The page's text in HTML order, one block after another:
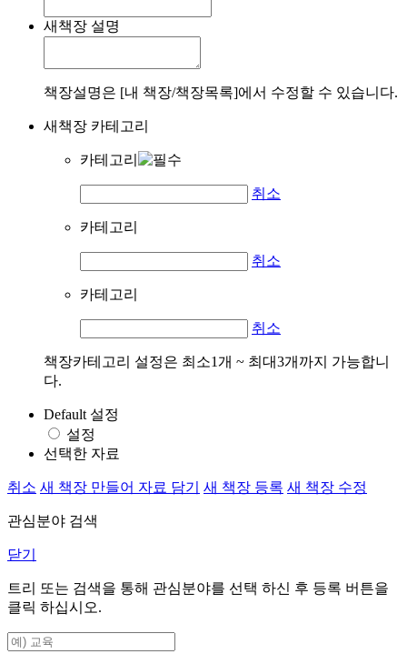
새책장 설명
책장설명은 [내 책장/책장목록]에서 수정할 수 있습니다.
새책장 카테고리
카테고리
취소
카테고리
취소
카테고리
취소
책장카테고리 설정은 최소1개 ~ 최대3개까지 가능합니
다.
Default 설정
설정
선택한 자료
취소 새 책장 만들어 자료 담기 새 책장 등록 새 책장 수정
관심분야 검색
닫기
트리 또는 검색을 통해 관심분야를 선택 하신 후 등록 버튼을
클릭 하십시오.